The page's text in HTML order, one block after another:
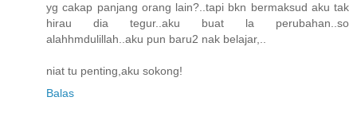
yg cakap panjang orang lain?..tapi bkn bermaksud aku tak
hirau dia tegur..aku buat la perubahan..so
alahhmdulillah..aku pun baru2 nak belajar,..
niat tu penting,aku sokong!
Balas